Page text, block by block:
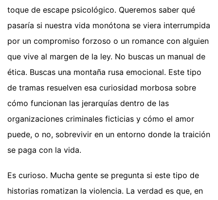
toque de escape psicológico. Queremos saber qué
pasaría si nuestra vida monótona se viera interrumpida
por un compromiso forzoso o un romance con alguien
que vive al margen de la ley. No buscas un manual de
ética. Buscas una montaña rusa emocional. Este tipo
de tramas resuelven esa curiosidad morbosa sobre
cómo funcionan las jerarquías dentro de las
organizaciones criminales ficticias y cómo el amor
puede, o no, sobrevivir en un entorno donde la traición
se paga con la vida.
Es curioso. Mucha gente se pregunta si este tipo de
historias romatizan la violencia. La verdad es que, en